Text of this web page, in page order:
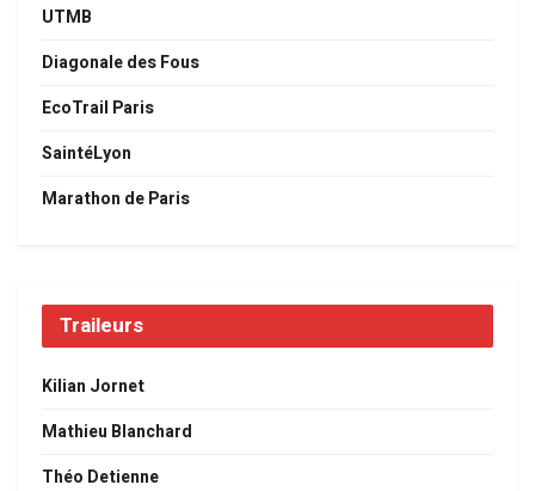
UTMB
Diagonale des Fous
EcoTrail Paris
SaintéLyon
Marathon de Paris
Traileurs
Kilian Jornet
Mathieu Blanchard
Théo Detienne